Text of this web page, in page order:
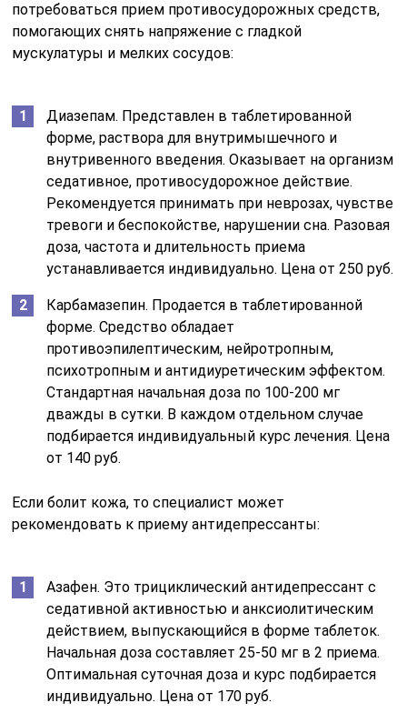
потребоваться прием противосудорожных средств,
помогающих снять напряжение с гладкой
мускулатуры и мелких сосудов:
Диазепам. Представлен в таблетированной
форме, раствора для внутримышечного и
внутривенного введения. Оказывает на организм
седативное, противосудорожное действие.
Рекомендуется принимать при неврозах, чувстве
тревоги и беспокойстве, нарушении сна. Разовая
доза, частота и длительность приема
устанавливается индивидуально. Цена от 250 руб.
Карбамазепин. Продается в таблетированной
форме. Средство обладает
противоэпилептическим, нейротропным,
психотропным и антидиуретическим эффектом.
Стандартная начальная доза по 100-200 мг
дважды в сутки. В каждом отдельном случае
подбирается индивидуальный курс лечения. Цена
от 140 руб.
Если болит кожа, то специалист может
рекомендовать к приему антидепрессанты:
Азафен. Это трициклический антидепрессант с
седативной активностью и анксиолитическим
действием, выпускающийся в форме таблеток.
Начальная доза составляет 25-50 мг в 2 приема.
Оптимальная суточная доза и курс подбирается
индивидуально. Цена от 170 руб.